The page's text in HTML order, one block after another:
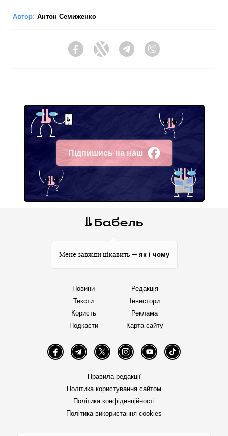
Автор: Антон Семиженко
FacebookTwitter Telegram
Підпишись на наш
Facebook
Мене завжди цікавить — як і чому
Новини
Тексти
Користь
Подкасти
Редакція
Інвестори
Реклама
Карта сайту
FacebookTelegramTwitter InstagramYouTube TikTok
Правила редакції
Політика користування сайтом
Політика конфіденційності
Політика використання cookies